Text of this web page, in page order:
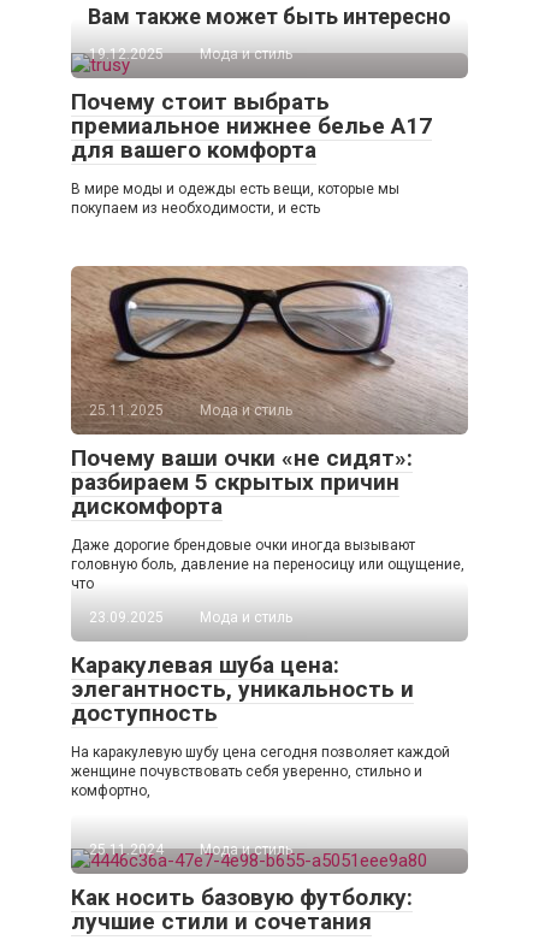
Вам также может быть интересно
19.12.2025 Мода и стиль
Почему стоит выбрать
премиальное нижнее белье A17
для вашего комфорта
В мире моды и одежды есть вещи, которые мы
покупаем из необходимости, и есть
25.11.2025 Мода и стиль
Почему ваши очки «не сидят»:
разбираем 5 скрытых причин
дискомфорта
Даже дорогие брендовые очки иногда вызывают
головную боль, давление на переносицу или ощущение,
что
23.09.2025
Мода и стиль
Каракулевая шуба цена:
элегантность, уникальность и
доступность
На каракулевую шубу цена сегодня позволяет каждой
женщине почувствовать себя уверенно, стильно и
комфортно,
25.11.2024 Мода и стиль
Как носить базовую футболку:
лучшие стили и сочетания